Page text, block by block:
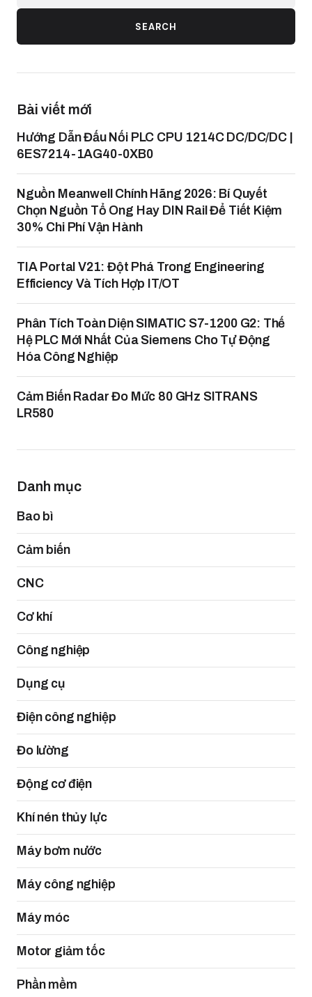
SEARCH
Bài viết mới
Hướng Dẫn Đấu Nối PLC CPU 1214C DC/DC/DC |
6ES7214-1AG40-0XB0
Nguồn Meanwell Chính Hãng 2026: Bí Quyết
Chọn Nguồn Tổ Ong Hay DIN Rail Để Tiết Kiệm
30% Chi Phí Vận Hành
TIA Portal V21: Đột Phá Trong Engineering
Efficiency Và Tích Hợp IT/OT
Phân Tích Toàn Diện SIMATIC S7-1200 G2: Thế
Hệ PLC Mới Nhất Của Siemens Cho Tự Động
Hóa Công Nghiệp
Cảm Biến Radar Đo Mức 80 GHz SITRANS
LR580
Danh mục
Bao bì
Cảm biến
CNC
Cơ khí
Công nghiệp
Dụng cụ
Điện công nghiệp
Đo lường
Động cơ điện
Khí nén thủy lực
Máy bơm nước
Máy công nghiệp
Máy móc
Motor giảm tốc
Phần mềm